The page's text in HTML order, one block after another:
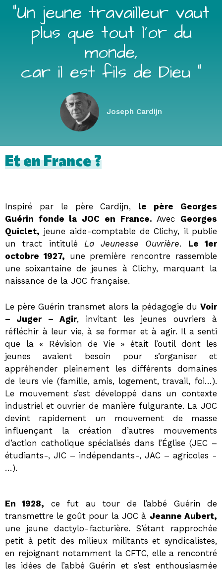
"Un jeune travailleur vaut
plus que tout l’or du
monde,
car il est fils de Dieu "
Joseph Cardijn
Et en France ?
Inspiré par le père Cardijn, le père Georges
Guérin fonde la JOC en France. Avec Georges
Quiclet, jeune aide-comptable de Clichy, il publie
un tract intitulé La Jeunesse Ouvrière. Le 1er
octobre 1927, une première rencontre rassemble
une soixantaine de jeunes à Clichy, marquant la
naissance de la JOC française.
Le père Guérin transmet alors la pédagogie du Voir
– Juger – Agir, invitant les jeunes ouvriers à
réfléchir à leur vie, à se former et à agir. Il a senti
que la « Révision de Vie » était l’outil dont les
jeunes avaient besoin pour s’organiser et
appréhender pleinement les différents domaines
de leurs vie (famille, amis, logement, travail, foi…).
Le mouvement s’est développé dans un contexte
industriel et ouvrier de manière fulgurante. La JOC
devint rapidement un mouvement de masse
influençant la création d’autres mouvements
d’action catholique spécialisés dans l’Église (JEC –
étudiants-, JIC – indépendants-, JAC – agricoles -
…).
En 1928, ce fut au tour de l’abbé Guérin de
transmettre le goût pour la JOC à Jeanne Aubert,
une jeune dactylo-facturière. S’étant rapprochée
petit à petit des milieux militants et syndicalistes,
en rejoignant notamment la CFTC, elle a rencontré
les idées de l’abbé Guérin et s’est enthousiasmée